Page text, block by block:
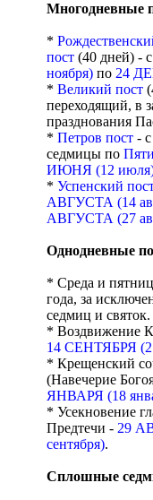
Многодневные
*
пост (40 дней) - с
ноября) по 24
* Великий пост
переходящий, в
празднования
* Петров пост -
седмицы по
ИЮНЯ (12
* Успенский
АВГУСТА (14
АВГУСТА (27
Однодневные
* Среда и
года, за
седмиц и святок.
* Воздвижение
14 СЕНТЯБРЯ
* Крещенский
(Навечерие
ЯНВАРЯ (18
* Усекновение
Предтечи - 29
сентября).
Сплошные